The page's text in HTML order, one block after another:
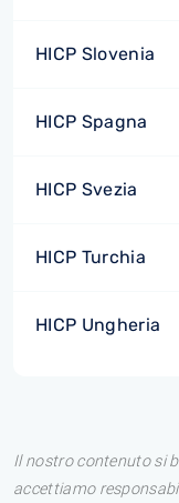
HICP Slovenia
HICP Spagna
HICP Svezia
HICP Turchia
HICP Ungheria
Il nostro contenuto si
accettiamo